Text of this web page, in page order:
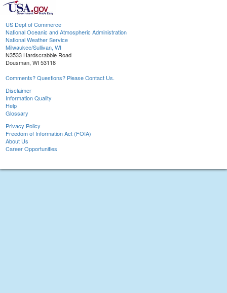
US Dept of Commerce
National Oceanic and Atmospheric Administration
National Weather Service
Milwaukee/Sullivan, WI
N3533 Hardscrabble Road
Dousman, WI 53118
Comments? Questions? Please Contact Us.
Disclaimer
Information Quality
Help
Glossary
Privacy Policy
Freedom of Information Act (FOIA)
About Us
Career Opportunities